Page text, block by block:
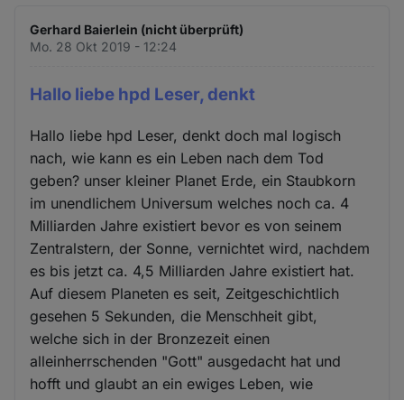
Gerhard Baierlein (nicht überprüft)
Mo. 28 Okt 2019 - 12:24
Hallo liebe hpd Leser, denkt
Hallo liebe hpd Leser, denkt doch mal logisch
nach, wie kann es ein Leben nach dem Tod
geben? unser kleiner Planet Erde, ein Staubkorn
im unendlichem Universum welches noch ca. 4
Milliarden Jahre existiert bevor es von seinem
Zentralstern, der Sonne, vernichtet wird, nachdem
es bis jetzt ca. 4,5 Milliarden Jahre existiert hat.
Auf diesem Planeten es seit, Zeitgeschichtlich
gesehen 5 Sekunden, die Menschheit gibt,
welche sich in der Bronzezeit einen
alleinherrschenden "Gott" ausgedacht hat und
hofft und glaubt an ein ewiges Leben, wie